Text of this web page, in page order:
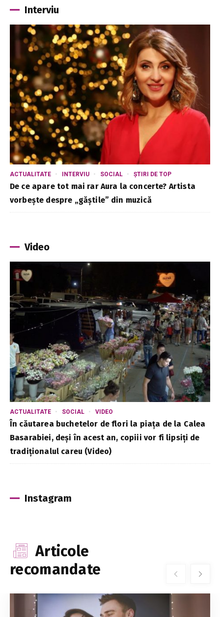
Interviu
ACTUALITATE INTERVIU SOCIAL ȘTIRI DE TOP
De ce apare tot mai rar Aura la concerte? Artista
vorbește despre „găștile” din muzică
Video
ACTUALITATE SOCIAL VIDEO
În căutarea buchetelor de flori la piața de la Calea
Basarabiei, deși în acest an, copiii vor fi lipsiți de
tradiționalul careu (Video)
Instagram
Articole
recomandate